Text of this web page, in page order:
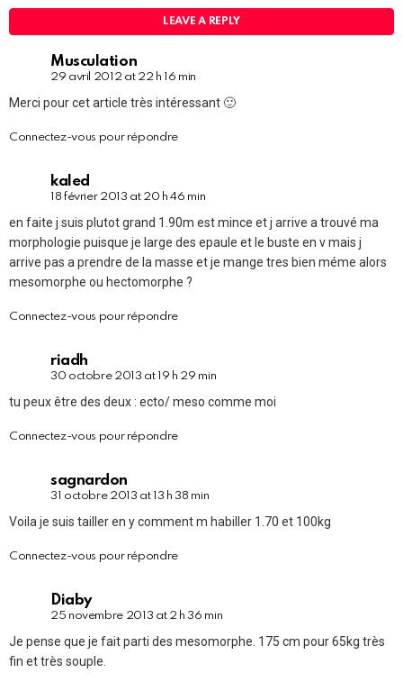
LEAVE A REPLY
Musculation
29 avril 2012 at 22 h 16 min
Merci pour cet article très intéressant 🙂
Connectez-vous pour répondre
kaled
18 février 2013 at 20 h 46 min
en faite j suis plutot grand 1.90m est mince et j arrive a trouvé ma
morphologie puisque je large des epaule et le buste en v mais j
arrive pas a prendre de la masse et je mange tres bien méme alors
mesomorphe ou hectomorphe ?
Connectez-vous pour répondre
riadh
30 octobre 2013 at 19 h 29 min
tu peux être des deux : ecto/ meso comme moi
Connectez-vous pour répondre
sagnardon
31 octobre 2013 at 13 h 38 min
Voila je suis tailler en y comment m habiller 1.70 et 100kg
Connectez-vous pour répondre
Diaby
25 novembre 2013 at 2 h 36 min
Je pense que je fait parti des mesomorphe. 175 cm pour 65kg très
fin et très souple.